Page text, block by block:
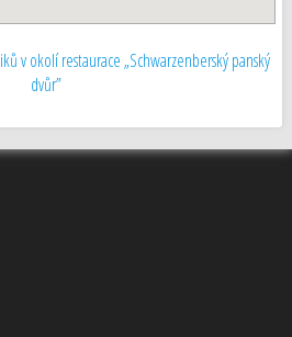
v okolí restaurace „Schwarzenberský panský
dvůr”